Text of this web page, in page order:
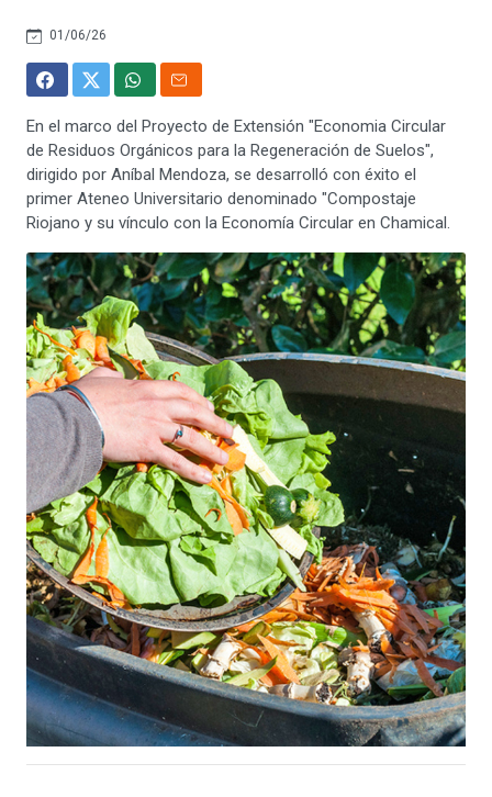
01/06/26
En el marco del Proyecto de Extensión "Economia Circular
de Residuos Orgánicos para la Regeneración de Suelos",
dirigido por Aníbal Mendoza, se desarrolló con éxito el
primer Ateneo Universitario denominado "Compostaje
Riojano y su vínculo con la Economía Circular en Chamical.